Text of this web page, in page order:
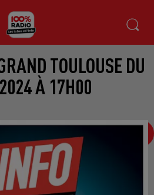
TOULOUSE DU
À 17H00